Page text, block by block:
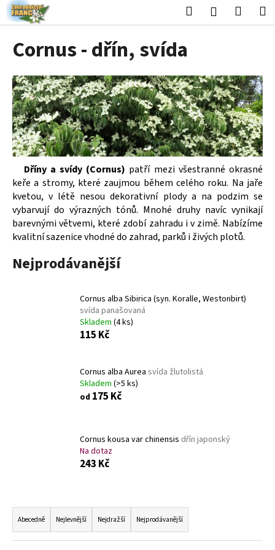
Přejít
na
obsah
HledatPřihlášení
Cornus - dřín, svída
Dříny a svídy (Cornus) patří mezi všestranné okrasné
keře a stromy, které zaujmou během celého roku. Na jaře
kvetou, v létě nesou dekorativní plody a na podzim se
vybarvují do výrazných tónů. Mnohé druhy navíc vynikají
barevnými větvemi, které zdobí zahradu i v zimě. Nabízíme
kvalitní sazenice vhodné do zahrad, parků i živých plotů.
Nejprodávanější
Cornus alba Sibirica (syn. Koralle, Westonbirt)
svída panašovaná
Skladem (4 ks)
115 Kč
Cornus alba Aurea svída žlutolistá
Skladem (>5 ks)
od 175 Kč
Cornus kousa var chinensis dřín japonský
Na dotaz
243 Kč
Ř
a
z
Abecedně Nejlevnější Nejdražší Nejprodávanější
K
o
o
p
o
t
ř
e
b
u
j
e
t
e
n
o
u